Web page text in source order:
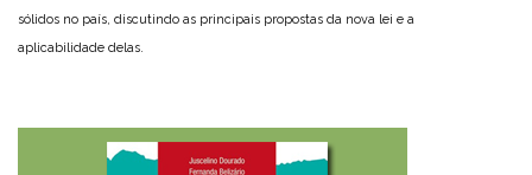
sólidos no país, discutindo as principais propostas da nova lei e a
aplicabilidade delas.